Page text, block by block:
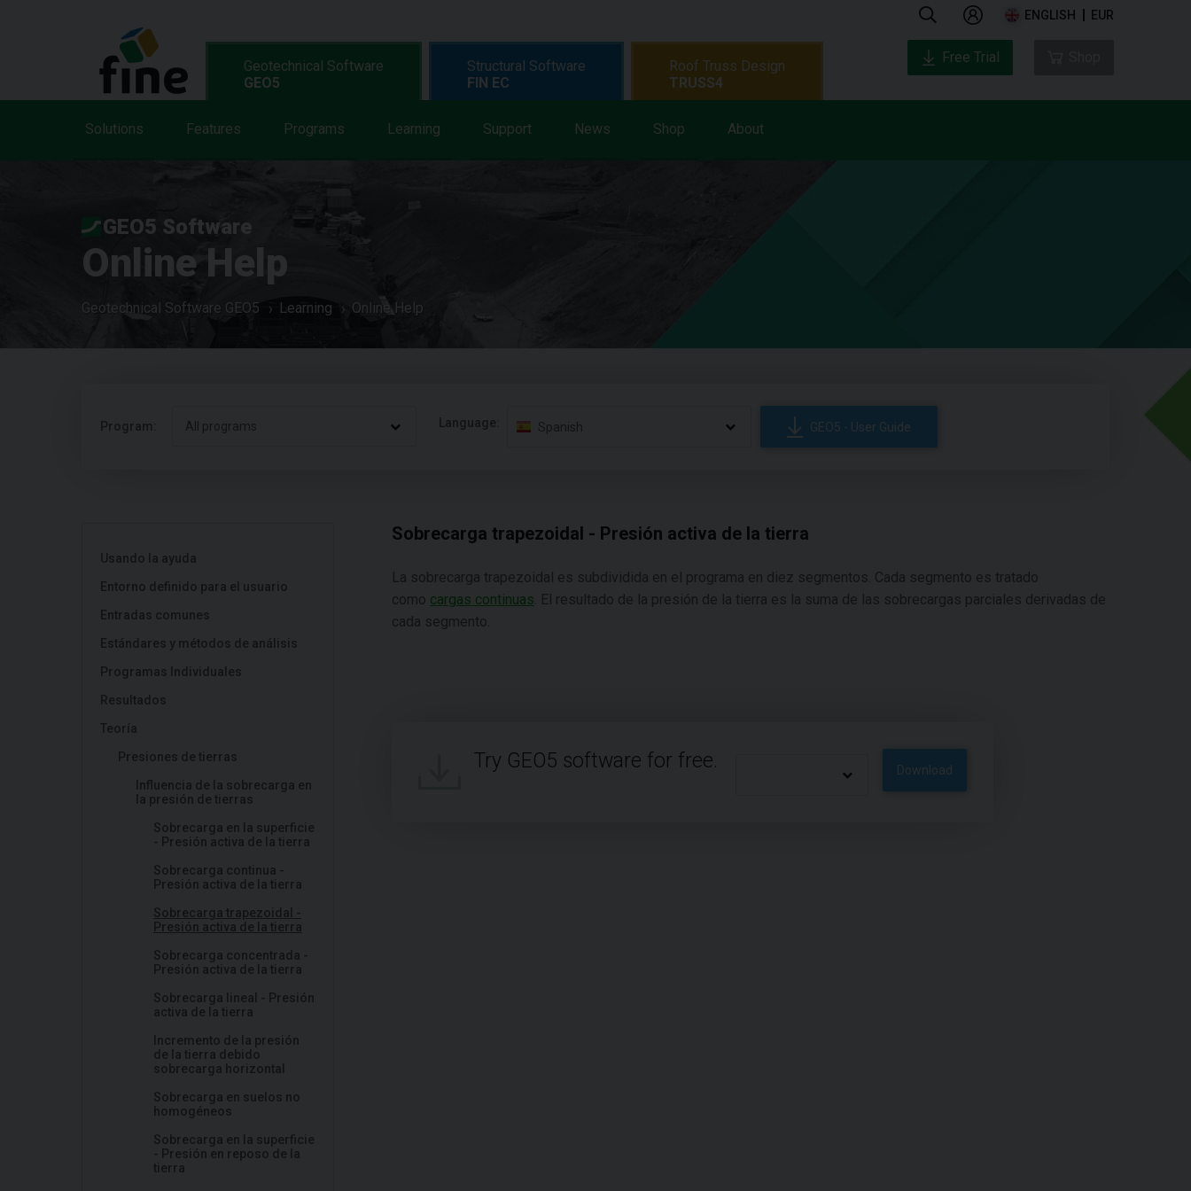
ENGLISH EUR
Geotechnical Software
GEO5
Solutions Features Programs Learning Support News Shop About
Structural Software
FIN EC
Roof Truss Design
TRUSS4
Free Trial
GEO5 Software
Online Help
Geotechnical Software GEO5 Learning Online Help
Program: All programs Language: Spanish GEO5 - User Guide
Usando la ayuda
Entorno definido para el usuario
Entradas comunes
Estándares y métodos de análisis
Programas Individuales
Resultados
Teoría
Presiones de tierras
Influencia de la sobrecarga en
la presión de tierras
Sobrecarga en la superficie
- Presión activa de la tierra
Sobrecarga continua -
Presión activa de la tierra
Sobrecarga trapezoidal -
Presión activa de la tierra
Sobrecarga concentrada -
Presión activa de la tierra
Sobrecarga lineal - Presión
activa de la tierra
Incremento de la presión
de la tierra debido
sobrecarga horizontal
Sobrecarga en suelos no
homogéneos
Sobrecarga en la superficie
- Presión en reposo de la
tierra
Sobrecarga trapezoidal - Presión activa de la tierra
La sobrecarga trapezoidal es subdividida en el programa en diez segmentos. Cada segmento es tratado
como cargas continuas . El resultado de la presión de la tierra es la suma de las sobrecargas parciales derivadas de
cada segmento.
Try GEO5 software for free. Download